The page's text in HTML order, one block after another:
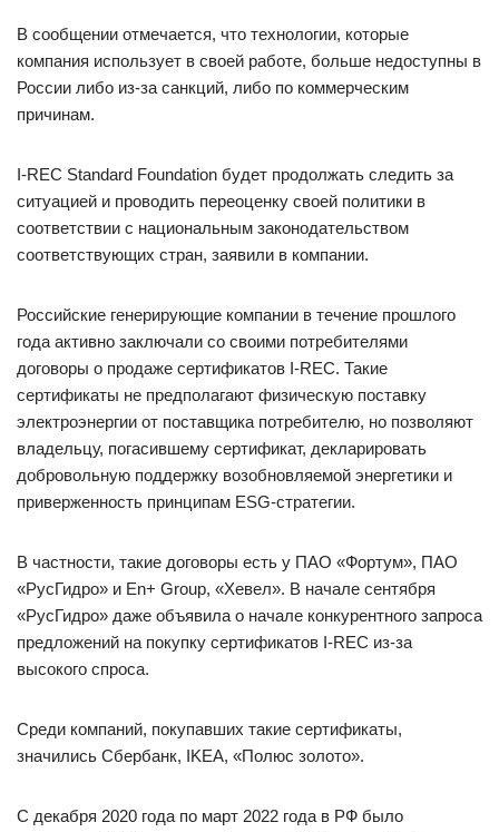
В сообщении отмечается, что технологии, которые
компания использует в своей работе, больше недоступны в
России либо из-за санкций, либо по коммерческим
причинам.
I-REC Standard Foundation будет продолжать следить за
ситуацией и проводить переоценку своей политики в
соответствии с национальным законодательством
соответствующих стран, заявили в компании.
Российские генерирующие компании в течение прошлого
года активно заключали со своими потребителями
договоры о продаже сертификатов I-REC. Такие
сертификаты не предполагают физическую поставку
электроэнергии от поставщика потребителю, но позволяют
владельцу, погасившему сертификат, декларировать
добровольную поддержку возобновляемой энергетики и
приверженность принципам ESG-стратегии.
В частности, такие договоры есть у ПАО «Фортум», ПАО
«РусГидро» и En+ Group, «Хевел». В начале сентября
«РусГидро» даже объявила о начале конкурентного запроса
предложений на покупку сертификатов I-REC из-за
высокого спроса.
Среди компаний, покупавших такие сертификаты,
значились Сбербанк, IKEA, «Полюс золото».
С декабря 2020 года по март 2022 года в РФ было